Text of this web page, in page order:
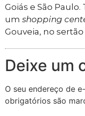
Goiás e São
um shopping
Gouveia, no
Deixe um
O seu endereço de
obrigatórios são